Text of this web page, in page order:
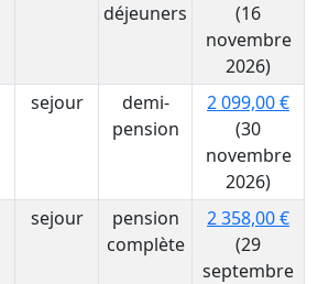
déjeuners
(16
novembre
2026)
sejour
demi-
pension
2 099,00 €
(30
novembre
2026)
sejour
pension
complète
2 358,00 €
(29
septembre